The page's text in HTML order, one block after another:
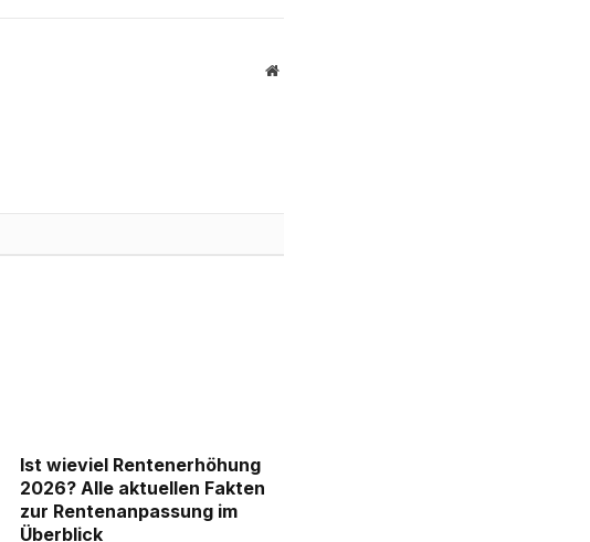
Website
Ist wieviel Rentenerhöhung
2026? Alle aktuellen Fakten
zur Rentenanpassung im
Überblick